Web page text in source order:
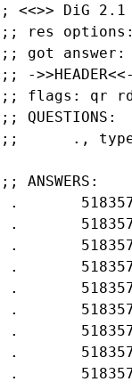
; <<>> DiG 2.1
;; res
;; got answer:
;; -
;; flags: qr rd
;; QUESTIONS:
;;      ., type
;; ANSWERS:
.       518357
.       518357
.       518357
.       518357
.       518357
.       518357
.       518357
.       518357
.       518357